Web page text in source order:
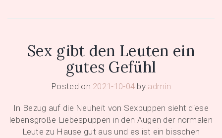
Sex gibt den Leuten ein
gutes Gefühl
Posted on 2021-10-04 by admin
In Bezug auf die Neuheit von Sexpuppen sieht diese
lebensgroße Liebespuppen in den Augen der normalen
Leute zu Hause gut aus und es ist ein bisschen